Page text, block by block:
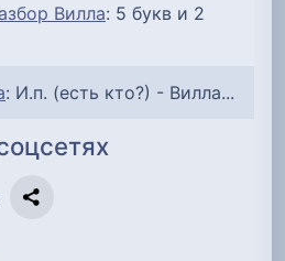
Вилла: 5 букв и 2
: И.п. (есть кто?) - Вилла...